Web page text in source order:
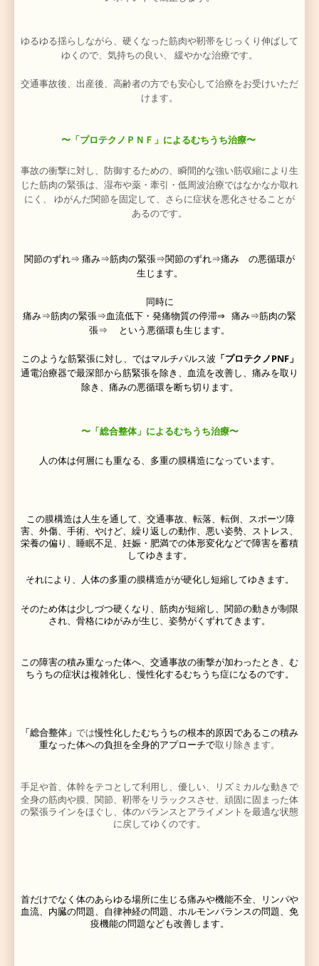
・また直接筋肉の硬結をほぐし緊張を低め、痛みの原
部・頚部・
背部筋の緊張を取り除きます。
素を
送り、治癒能力を高めます。
・放散痛を出すトリガーポイントの治療にも最適
・神経を安静させる効果が高いので、精神的ストレス
や筋肉の
緊張を抑えます。
からも
治療を行います。
の「骨盤矯正」「脊椎矯正」は で、個々の背骨や骨盤
することにより、 骨格のゆがみの元となっている骨の
ンポイントで矯正します。
ゆるゆる揺らしながら、硬くなった筋肉や靭帯をじっ
ゆくので、気持ちの良い、 緩やかな治療です
交通事故後、出産後、高齢者の方でも安心して治療を
けます。
〜「プロテクノＰＮＦ」によるむちうち治療〜
じた筋肉の緊張は、湿布や薬・牽引・低周波治療では
にく、 ゆがんだ関節を固定して、さらに症状を悪化さ
あるのです。
生じます。